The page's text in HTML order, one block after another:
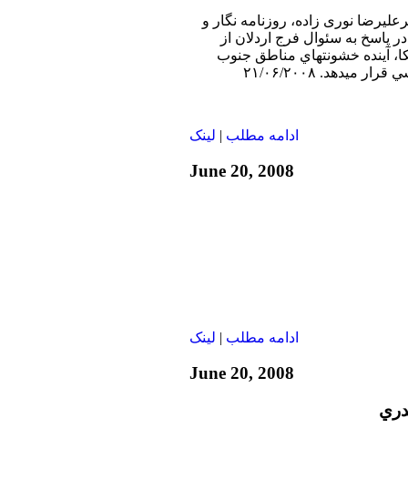
نوری زاده، روزنامه نگار و
پاسخ به سئوال فرج اردلان از
آينده خشونتهاي مناطق جنوب
ادامه مطلب | لينک
June 20, 2008
ادامه مطلب | لينک
June 20, 2008